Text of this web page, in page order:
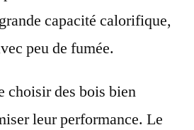
capacité calorifique,
peu de fumée.
choisir des bois bien
leur performance. Le